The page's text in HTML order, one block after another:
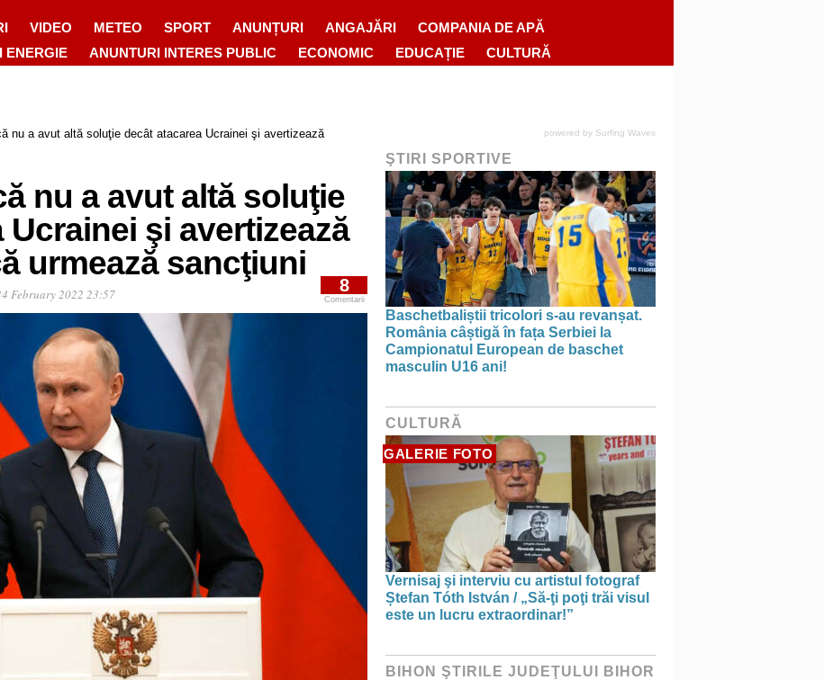
VIDEO METEO SPORT ANUNȚURI ANGAJĂRI
COMPANIA DE APĂ
ENERGIE
ANUNTURI INTERES PUBLIC ECONOMIC EDUCAȚIE CULTURĂ
nu a avut altă soluţie decât atacarea Ucrainei şi avertizează
nu a avut altă soluţie
Ucrainei şi avertizează
urmează sancţiuni
February 2022 23:57 8
Comentarii
powered by Surfing Waves
ŞTIRI SPORTIVE
Baschetbaliștii tricolori s-au revanșat.
România câștigă în fața Serbiei la
Campionatul European de baschet
masculin U16 ani!
CULTURĂ
GALERIE FOTO
Vernisaj şi interviu cu artistul fotograf
Ștefan Tóth István / „Să-ţi poţi trăi visul
este un lucru extraordinar!”
BIHON ŞTIRILE JUDEŢULUI BIHOR